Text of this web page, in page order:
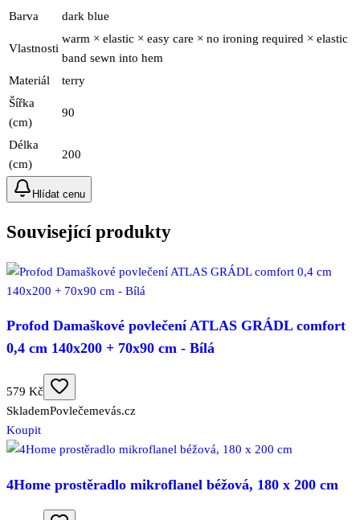
Barva dark blue
Vlastnosti
warm × elastic × easy care × no ironing required × elastic
band sewn into hem
Materiál
terry
Šířka
(cm)
90
Délka
(cm)
200
Hlídat cenu
Související produkty
Profod Damaškové povlečení ATLAS GRÁDL comfort
0,4 cm 140x200 + 70x90 cm - Bílá
579 Kč
SklademPovlečemevás.cz
Koupit
4Home prostěradlo mikroflanel béžová, 180 x 200 cm